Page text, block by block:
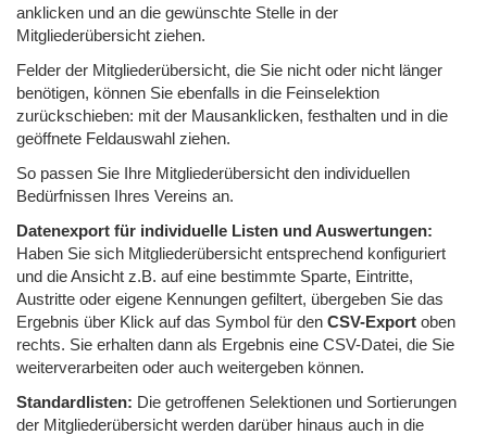
anklicken und an die gewünschte Stelle in der
Mitgliederübersicht ziehen.
Felder der Mitgliederübersicht, die Sie nicht oder nicht länger
benötigen, können Sie ebenfalls in die Feinselektion
zurückschieben: mit der Mausanklicken, festhalten und in die
geöffnete Feldauswahl ziehen.
So passen Sie Ihre Mitgliederübersicht den individuellen
Bedürfnissen Ihres Vereins an.
Datenexport für individuelle Listen und Auswertungen:
Haben Sie sich Mitgliederübersicht entsprechend konfiguriert
und die Ansicht z.B. auf eine bestimmte Sparte, Eintritte,
Austritte oder eigene Kennungen gefiltert, übergeben Sie das
Ergebnis über Klick auf das Symbol für den CSV-Export oben
rechts. Sie erhalten dann als Ergebnis eine CSV-Datei, die Sie
weiterverarbeiten oder auch weitergeben können.
Standardlisten: Die getroffenen Selektionen und Sortierungen
der Mitgliederübersicht werden darüber hinaus auch in die